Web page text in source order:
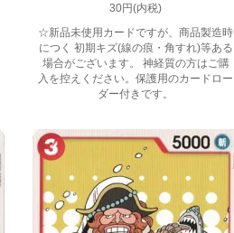
30円(内税)
☆新品未使用カードですが、商品製造時
につく 初期キズ(線の痕・角すれ)等ある
場合がございます。 神経質の方はご購
入を控えください。保護用のカードロー
ダー付きです。